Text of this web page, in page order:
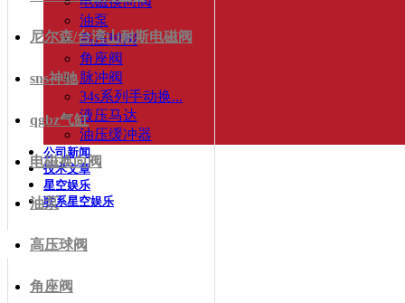
油泵
高压球阀
角座阀
脉冲阀
34s系列手动换...
液压马达
油压缓冲器
公司新闻
技术文章
星空娱乐
联系星空娱乐
尼尔森/台湾山耐斯电磁阀
sns神驰
qgbz气缸
电磁换向阀
油泵
高压球阀
角座阀